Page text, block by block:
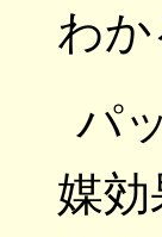
わか
パ
媒効